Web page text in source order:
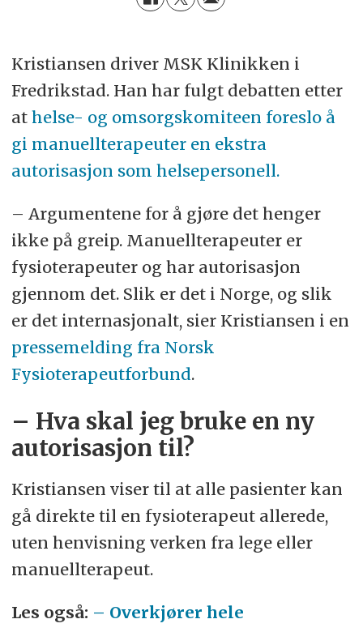
Kristiansen driver MSK Klinikken i
Fredrikstad. Han har fulgt debatten etter
at helse- og omsorgskomiteen foreslo å
gi manuellterapeuter en ekstra
autorisasjon som helsepersonell.
– Argumentene for å gjøre det henger
ikke på greip. Manuellterapeuter er
fysioterapeuter og har autorisasjon
gjennom det. Slik er det i Norge, og slik
er det internasjonalt, sier Kristiansen i en
pressemelding fra Norsk
Fysioterapeutforbund.
– Hva skal jeg bruke en ny
autorisasjon til?
Kristiansen viser til at alle pasienter kan
gå direkte til en fysioterapeut allerede,
uten henvisning verken fra lege eller
manuellterapeut.
Les også: – Overkjører hele